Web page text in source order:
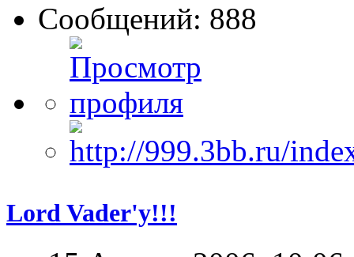
Сообщений: 888
Lord Vader'у!!!